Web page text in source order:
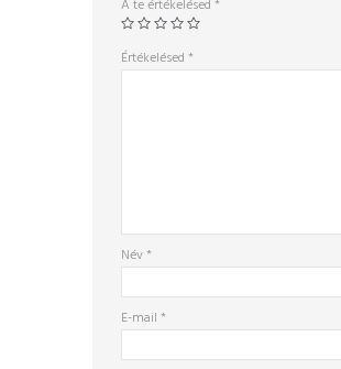
A te értékelésed*
Értékelésed*
Név*
E-mail*